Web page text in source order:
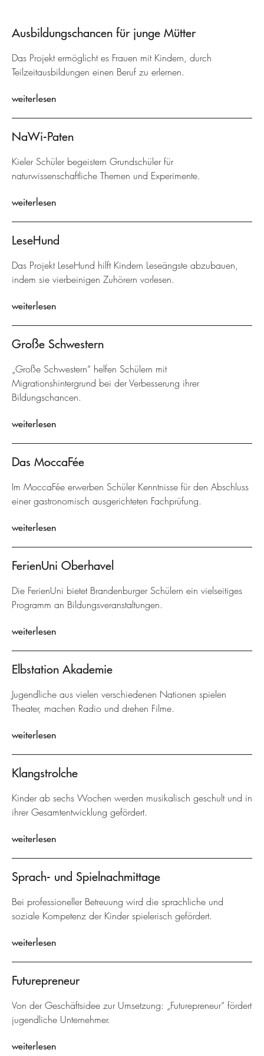
Ausbildungschancen für junge Mütter
Das Projekt ermöglicht es Frauen mit Kindern, durch
Teilzeitausbildungen einen Beruf zu erlernen.
weiterlesen
NaWi-Paten
Kieler Schüler begeistern Grundschüler für
naturwissenschaftliche Themen und Experimente.
weiterlesen
LeseHund
Das Projekt LeseHund hilft Kindern Leseängste abzubauen,
indem sie vierbeinigen Zuhörern vorlesen.
weiterlesen
Große Schwestern
„Große Schwestern“ helfen Schülern mit
Migrationshintergrund bei der Verbesserung ihrer
Bildungschancen.
weiterlesen
Das MoccaFée
Im MoccaFée erwerben Schüler Kenntnisse für den Abschluss
einer gastronomisch ausgerichteten Fachprüfung.
weiterlesen
FerienUni Oberhavel
Die FerienUni bietet Brandenburger Schülern ein vielseitiges
Programm an Bildungsveranstaltungen.
weiterlesen
Elbstation Akademie
Jugendliche aus vielen verschiedenen Nationen spielen
Theater, machen Radio und drehen Filme.
weiterlesen
Klangstrolche
Kinder ab sechs Wochen werden musikalisch geschult und in
ihrer Gesamtentwicklung gefördert.
weiterlesen
Sprach- und Spielnachmittage
Bei professioneller Betreuung wird die sprachliche und
soziale Kompetenz der Kinder spielerisch gefördert.
weiterlesen
Futurepreneur
Von der Geschäftsidee zur Umsetzung: „Futurepreneur“ fördert
jugendliche Unternehmer.
weiterlesen